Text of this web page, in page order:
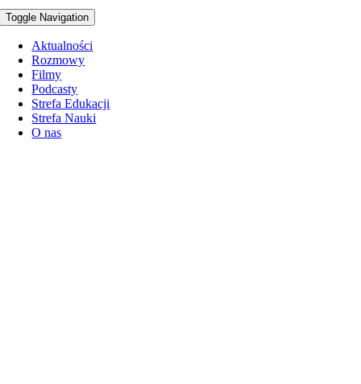
Toggle Navigation
Aktualności
Rozmowy
Filmy
Podcasty
Strefa Edukacji
Strefa Nauki
O nas